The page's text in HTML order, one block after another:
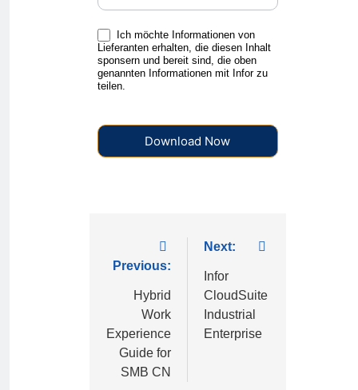
Ich möchte Informationen von
Lieferanten erhalten, die diesen Inhalt
sponsern und bereit sind, die oben
genannten Informationen mit Infor zu
teilen.
Download Now
Previous:
Hybrid
Work
Experience
Guide for
SMB CN
Next:
Infor
CloudSuite
Industrial
Enterprise